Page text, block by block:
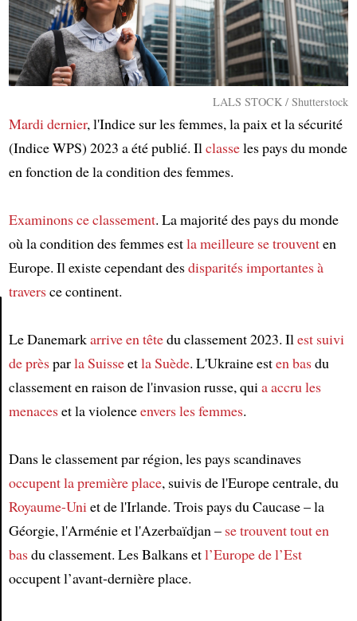
Article
LALS STOCK / Shutterstock
Mardi dernier, l'Indice sur les femmes, la paix et la sécurité
(Indice WPS) 2023 a été publié. Ilclasseles pays du monde
en fonction de la condition des femmes.
Examinonsce classement. La majorité des pays du monde
où la condition des femmes estla meilleure se trouventen
Europe. Il existe cependant desdisparités importantesà
traversce continent.
Le Danemarkarrive en têtedu classement 2023. Ilest suivi
de prèsparla Suisseetla Suède. L'Ukraine esten basdu
classement en raison de l'invasion russe, quia accrules
menaceset la violenceenvers les femmes.
Dans le classement par région, les pays scandinaves
occupent la première place, suivis de l'Europe centrale, du
Royaume-Uniet de l'Irlande. Trois pays du Caucase – la
Géorgie, l'Arménie et l'Azerbaïdjan – se trouvent tout en
basdu classement. Les Balkans etl’Europe de l’Est
occupent l’avant-dernière place.